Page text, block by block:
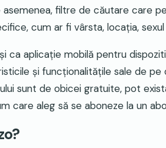
filtre de căutare care
cum ar fi vârsta, locația,
ca aplicație mobilă pentru
și funcționalitățile sale de
sunt de obicei gratuite, pot
care aleg să se aboneze la un